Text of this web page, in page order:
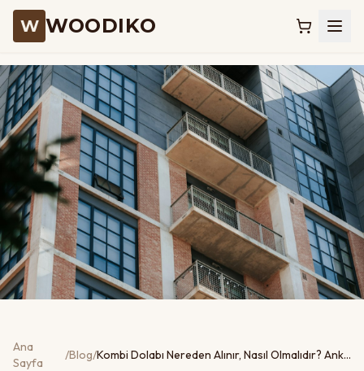
W WOODIKO
Ana
Sayfa
/Blog/ Kombi Dolabı Nereden Alınır, Nasıl Olmalıdır? Ankara 2026 Rehberi